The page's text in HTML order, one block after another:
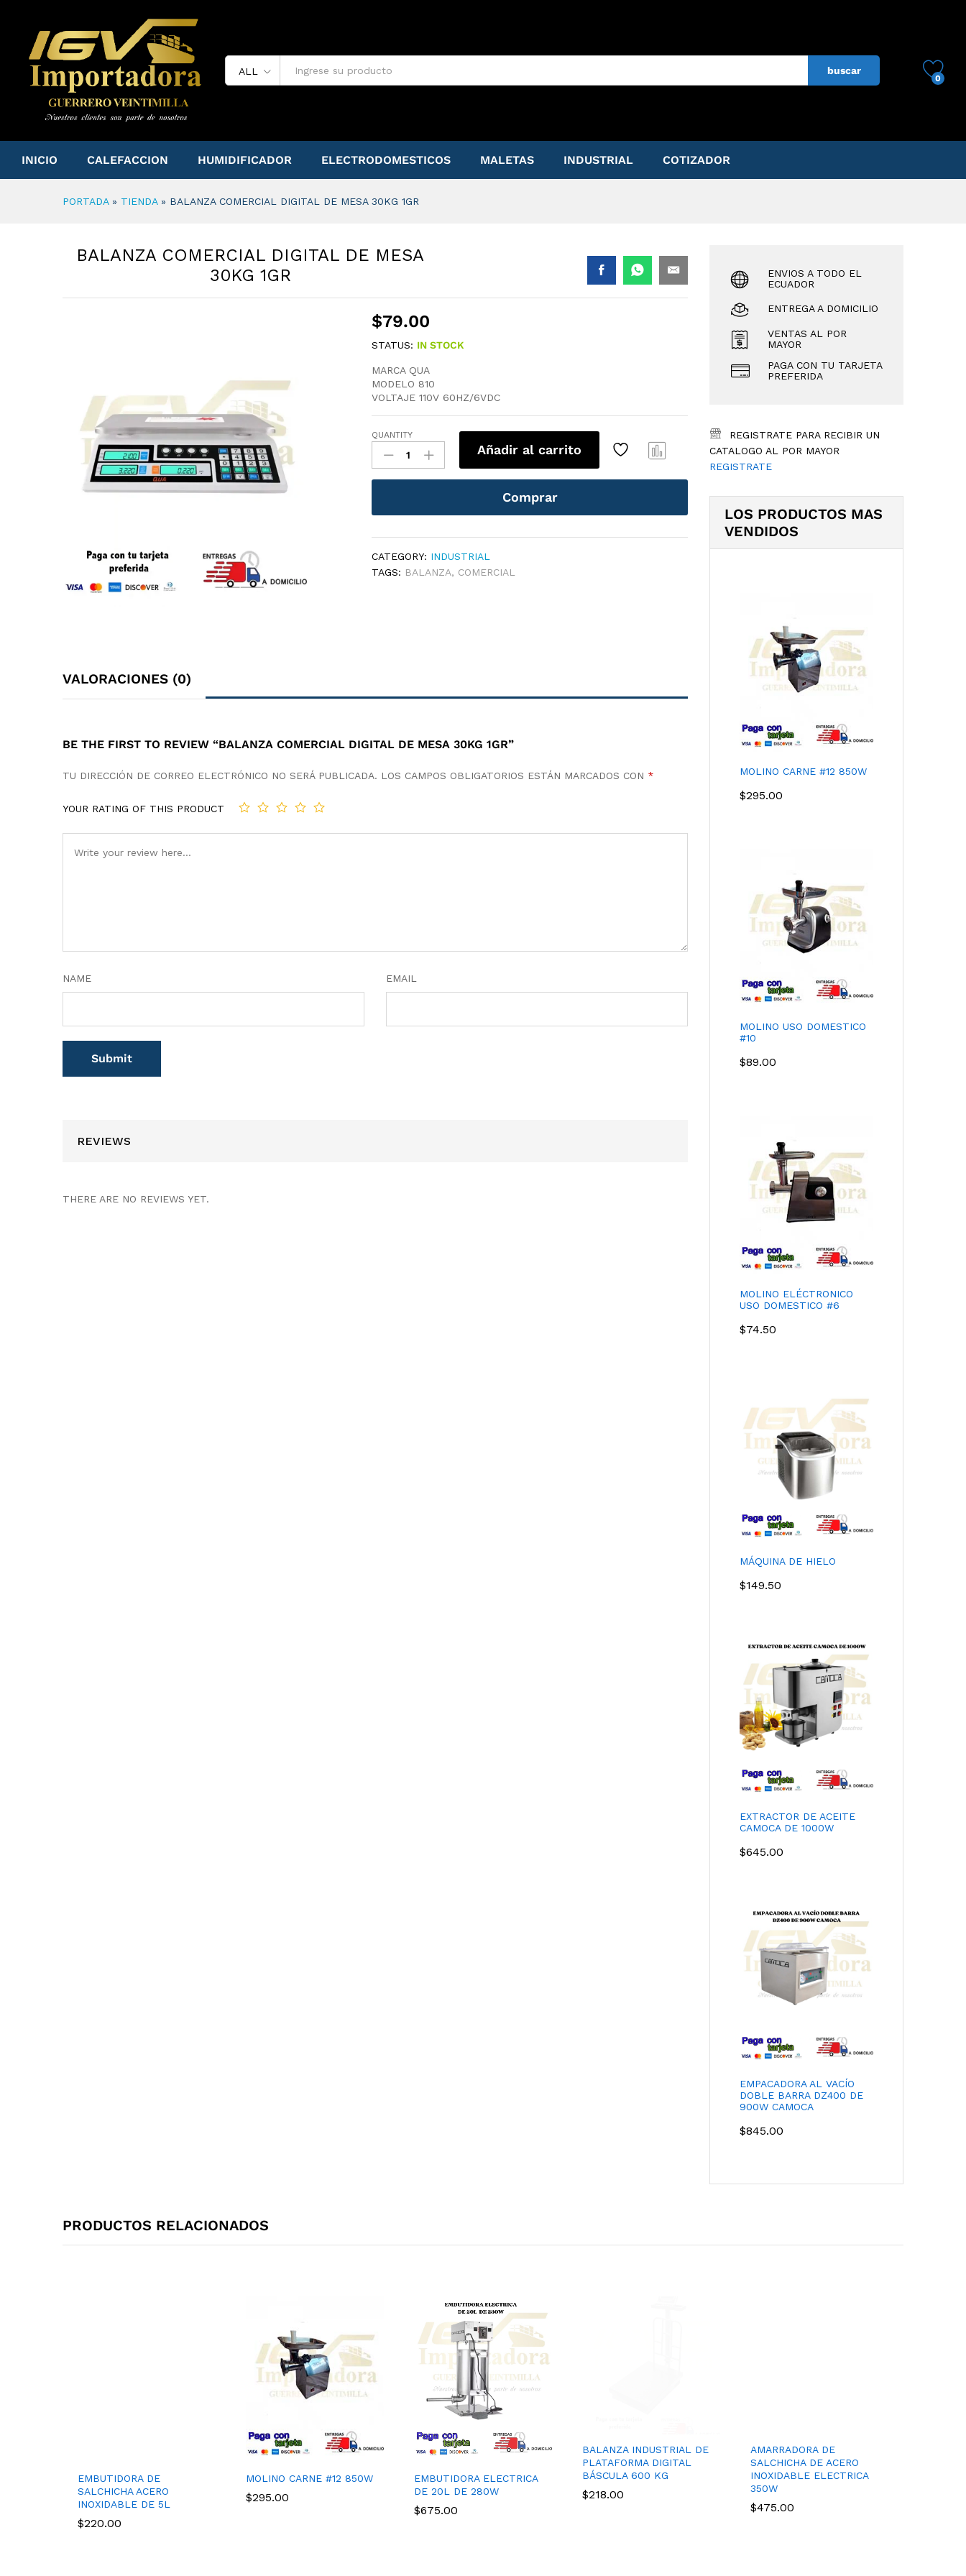
ALL buscar
0
INICIO CALEFACCION HUMIDIFICADOR ELECTRODOMESTICOS MALETAS INDUSTRIAL COTIZADOR
PORTADA» TIENDA» BALANZA COMERCIAL DIGITAL DE MESA 30KG 1GR
BALANZA COMERCIAL DIGITAL DE MESA
30KG 1GR
$79.00
STATUS: IN STOCK
MARCA QUA
MODELO 810
VOLTAJE 110V 60HZ/6VDC
BALANZA
COMERCIAL
DIGITAL
30KG
QUANTITY
Añadir al carrito
Comprar
CATEGORY: INDUSTRIAL
TAGS: BALANZA, COMERCIAL
YOUR RATING OF THIS PRODUCT
REVIEWS
ENVIOS A TODO EL
ECUADOR
ENTREGA A DOMICILIO
VENTAS AL POR
MAYOR
PAGA CON TU TARJETA
PREFERIDA
REGISTRATE PARA RECIBIR UN
CATALOGO AL POR MAYOR
REGISTRATE
LOS PRODUCTOS MAS
VENDIDOS
MOLINO CARNE #12 850W
$295.00
MOLINO USO DOMESTICO
#10
$89.00
MOLINO ELÉCTRONICO
USO DOMESTICO #6
$74.50
MÁQUINA DE HIELO
$149.50
EXTRACTOR DE ACEITE
CAMOCA DE 1000W
$645.00
EMPACADORA AL VACÍO
DOBLE BARRA DZ400 DE
900W CAMOCA
$845.00
PRODUCTOS RELACIONADOS
EMBUTIDORA DE
SALCHICHA ACERO
INOXIDABLE DE 5L
$220.00
MOLINO CARNE #12 850W
$295.00
EMBUTIDORA ELECTRICA
DE 20L DE 280W
$675.00
BALANZA INDUSTRIAL DE
PLATAFORMA DIGITAL
BÁSCULA 600 KG
$218.00
AMARRADORA DE
SALCHICHA DE ACERO
INOXIDABLE ELECTRICA
VALORACIONES (0)